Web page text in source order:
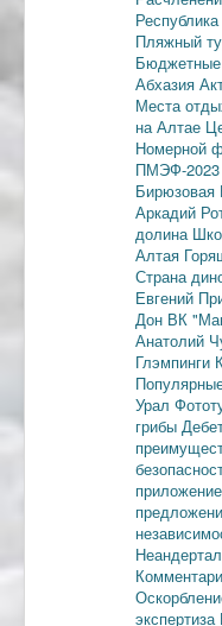
Республика
Пляжный
Абхазия
Места
на Алтае
Номерной
ПМЭФ-2023
Бирюзовая
Аркадий
долина
Алтая
Страна
Евгений
Дон ВК
Анатолий
Глэмпинги
Урал
грибы
приложение
экспертиза